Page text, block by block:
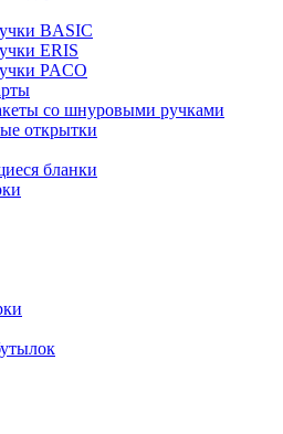
BASIC
ERIS
PACO
со шнуровыми ручками
открытки
бланки